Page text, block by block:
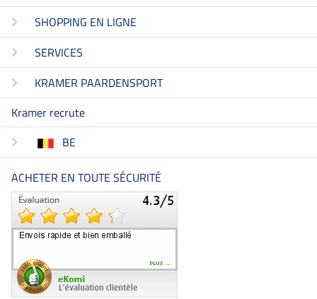
SHOPPING EN LIGNE
SERVICES
KRAMER PAARDENSPORT
Kramer recrute
BE
ACHETER EN TOUTE SÉCURITÉ